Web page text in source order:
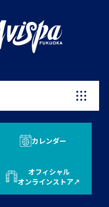
カレンダー
オフィシャル
オンラインストア